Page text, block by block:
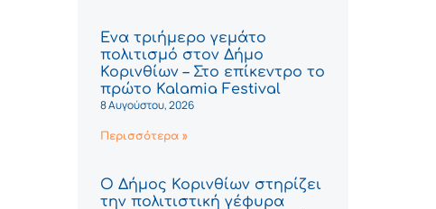
Ένα τριήμερο γεμάτο
πολιτισμό στον Δήμο
Κορινθίων – Στο επίκεντρο το
πρώτο Kalamia Festival
8 Αυγούστου, 2026
Περισσότερα »
Ο Δήμος Κορινθίων στηρίζει
την πολιτιστική γέφυρα